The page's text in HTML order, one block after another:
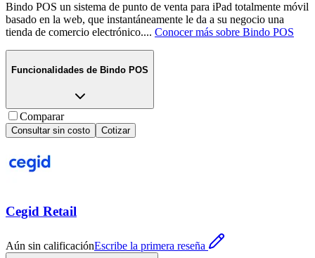
Bindo POS un sistema de punto de venta para iPad totalmente móvil
basado en la web, que instantáneamente le da a su negocio una
tienda de comercio electrónico.... Conocer más sobre Bindo POS
Funcionalidades de Bindo POS
Comparar
Consultar sin costo Cotizar
Cegid Retail
Aún sin calificaciónEscribe la primera reseña